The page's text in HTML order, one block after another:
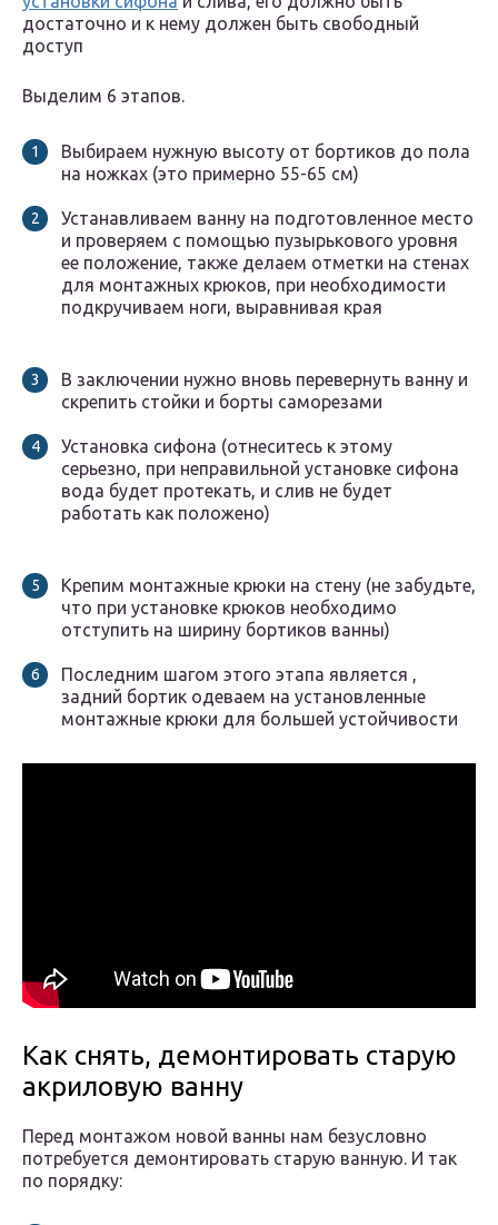
достаточно и к нему должен быть свободный
доступ
Выделим 6 этапов.
Выбираем нужную высоту от бортиков до пола
на ножках (это примерно 55-65 см)
Устанавливаем ванну на подготовленное место
и проверяем с помощью пузырькового уровня
ее положение, также делаем отметки на стенах
для монтажных крюков, при необходимости
подкручиваем ноги, выравнивая края
В заключении нужно вновь перевернуть ванну и
скрепить стойки и борты саморезами
Установка сифона (отнеситесь к этому
серьезно, при неправильной установке сифона
вода будет протекать, и слив не будет
работать как положено)
Крепим монтажные крюки на стену (не забудьте,
что при установке крюков необходимо
отступить на ширину бортиков ванны)
Последним шагом этого этапа является ,
задний бортик одеваем на установленные
монтажные крюки для большей устойчивости
Как снять, демонтировать старую
акриловую ванну
Перед монтажом новой ванны нам безусловно
потребуется демонтировать старую ванную. И так
по порядку: